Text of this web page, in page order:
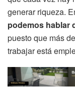
generar riqueza.
podemos hablar
puesto que más
trabajar está